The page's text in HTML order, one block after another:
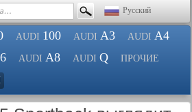
Русский
AUDI 100 AUDI A3 AUDI A4
AUDI A8 AUDI Q ПРОЧИЕ